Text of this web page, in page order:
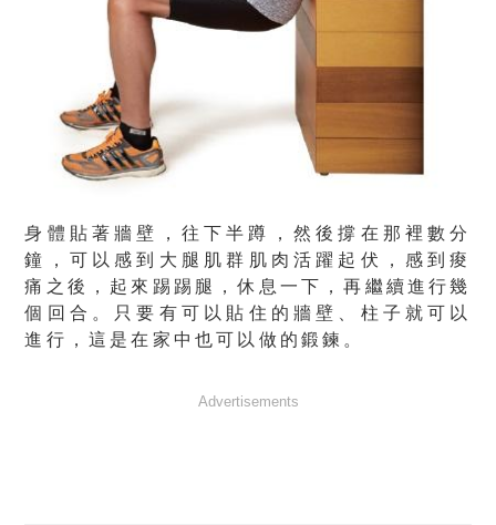
身體貼著牆壁，往下半蹲，然後撐在那裡數分
鐘
，可以感到大腿肌群肌肉活躍起伏，感到痠
痛之後，起來踢踢腿，休息一下，再繼續進行幾
個回合。
只要有可以貼住的牆壁、柱子就可以
進行，這是在家中也可以做的鍛鍊 。
Advertisements